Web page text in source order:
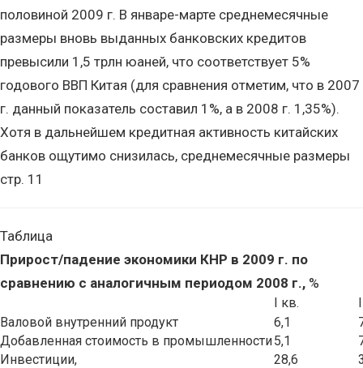
половиной 2009 г. В январе-марте среднемесячные
размеры вновь выданных банковских кредитов
превысили 1,5 трлн юаней, что соответствует 5%
годового ВВП Китая (для сравнения отметим, что в 2007
г. данный показатель составил 1%, а в 2008 г. 1,35%).
Хотя в дальнейшем кредитная активность китайских
банков ощутимо снизилась, среднемесячные размеры
стр. 11
Таблица
Прирост/падение экономики КНР в 2009 г. по
сравнению с аналогичным периодом 2008 г., %
I кв.
Валовой внутренний продукт
6,1
Добавленная стоимость в промышленности5,1
Инвестиции,
28,6